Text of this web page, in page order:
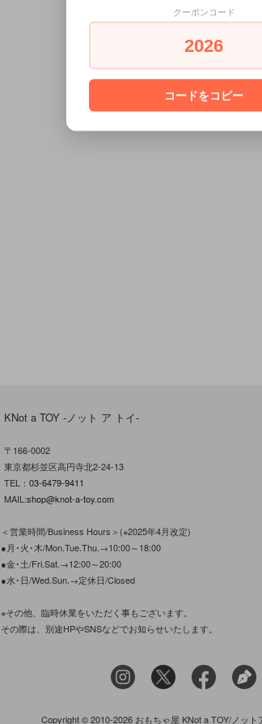
KNot a TOY -ノット ア トイ-
〒166-0002
東京都杉並区高円寺北2-24-13
TEL：03-6479-9411
MAIL:shop@knot-a-toy.com
＜営業時間/Business Hours＞(※2025年4月改定)
●月･火･木/Mon.Tue.Thu.→10:00～18:00
●金･土/Fri.Sat.→12:00～20:00
●水･日/Wed.Sun.→定休日/Closed
※その他、臨時休業をいただく事もございます。
その際は、別途HPやSNSなどでお知らせいたします。
Copyright © 2010-2026 おもちゃ屋 KNot a TOY/ノット
クーポンコード
2026
コードをコピー